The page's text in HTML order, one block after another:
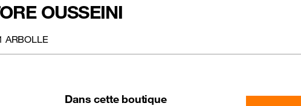
mobile Promotions / Bons
OUSSEINI
ARBOLLE
Dans cette boutique